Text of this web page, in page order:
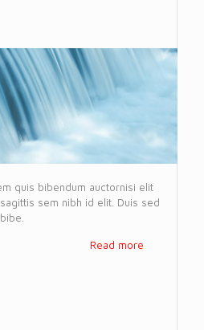
quis bibendum auctornisi elit
sem nibh id elit. Duis sed
Read more